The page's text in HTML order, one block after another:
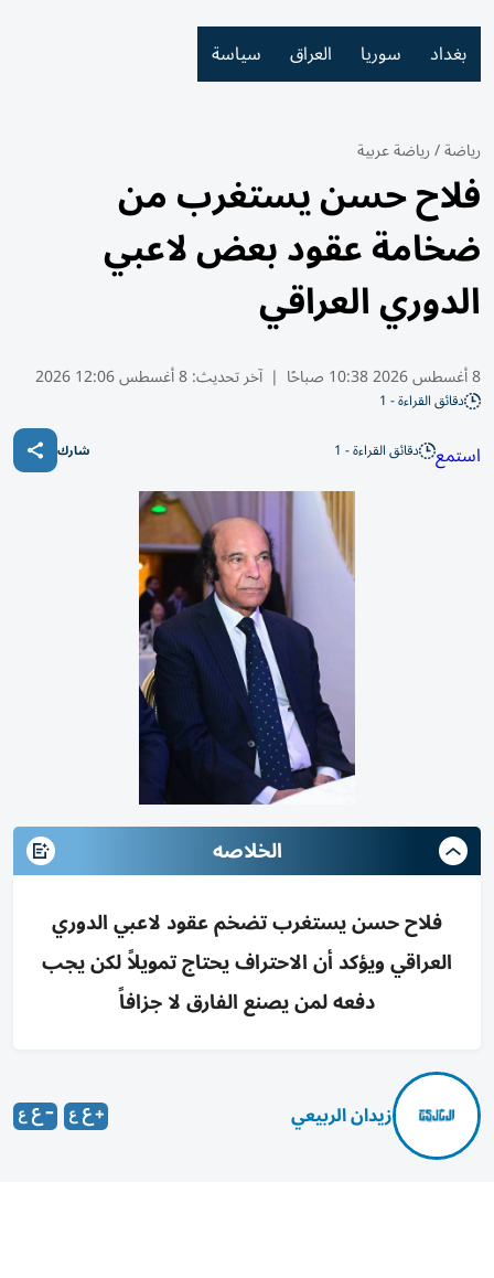
بغداد سوريا العراق سياسة
رياضة/رياضة عربية
فلاح حسن يستغرب من
ضخامة عقود بعض لاعبي
الدوري العراقي
8 أغسطس 2026 10:38 صباحًا | آخر تحديث:8 أغسطس 12:06 2026
دقائق القراءة - 1
استمع دقائق القراءة - 1 شارك
الخلاصه
فلاح حسن يستغرب تضخم عقود لاعبي الدوري
العراقي ويؤكد أن الاحتراف يحتاج تمويلاً لكن يجب
دفعه لمن يصنع الفارق لا جزافاً
زيدان الربيعي